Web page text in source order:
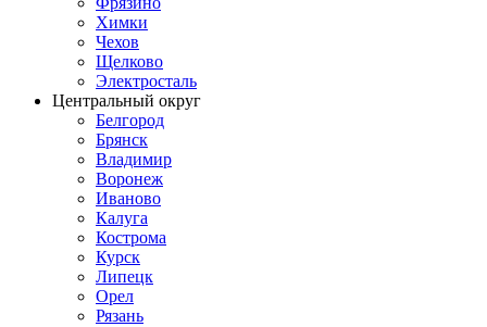
Химки
Чехов
Щелково
Электросталь
Центральный округ
Белгород
Брянск
Владимир
Воронеж
Иваново
Калуга
Кострома
Курск
Липецк
Орел
Рязань